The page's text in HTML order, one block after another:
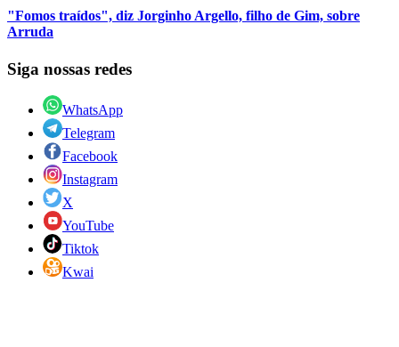
"Fomos traídos", diz Jorginho Argello, filho de Gim, sobre
Arruda
Siga nossas redes
WhatsApp
Telegram
Facebook
Instagram
X
YouTube
Tiktok
Kwai